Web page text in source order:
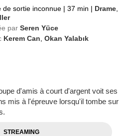
de sortie inconnue | 37 min | Drame
par Seren Yüce
Kerem Can ,Okan Yalabık
d'amis à court d'argent voit ses
mis à l'épreuve lorsqu'il tombe sur
STREAMING